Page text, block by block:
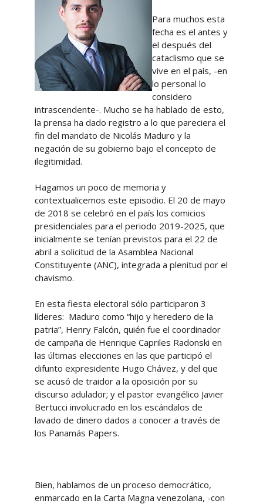
Para muchos esta
fecha es el antes y
el después del
cataclismo que se
vive en el país, -en
lo personal lo
considero
intrascendente-. Mucho se ha hablado de esto,
la prensa ha dado registro a lo que pareciera el
fin del mandato de Nicolás Maduro y la
negación de su gobierno bajo el concepto de
ilegitimidad.
Hagamos un poco de memoria y
contextualicemos este episodio. El 20 de mayo
de 2018 se celebró en el país los comicios
presidenciales para el periodo 2019-2025, que
inicialmente se tenían previstos para el 22 de
abril a solicitud de la Asamblea Nacional
Constituyente (ANC), integrada a plenitud por el
chavismo.
En esta fiesta electoral sólo participaron 3
líderes: Maduro como “hijo y heredero de la
patria”, Henry Falcón, quién fue el coordinador
de campaña de Henrique Capriles Radonski en
las últimas elecciones en las que participó el
difunto expresidente Hugo Chávez, y del que
se acusó de traidor a la oposición por su
discurso adulador; y el pastor evangélico Javier
Bertucci involucrado en los escándalos de
lavado de dinero dados a conocer a través de
los Panamás Papers.
Bien, hablamos de un proceso democrático,
enmarcado en la Carta Magna venezolana, -con